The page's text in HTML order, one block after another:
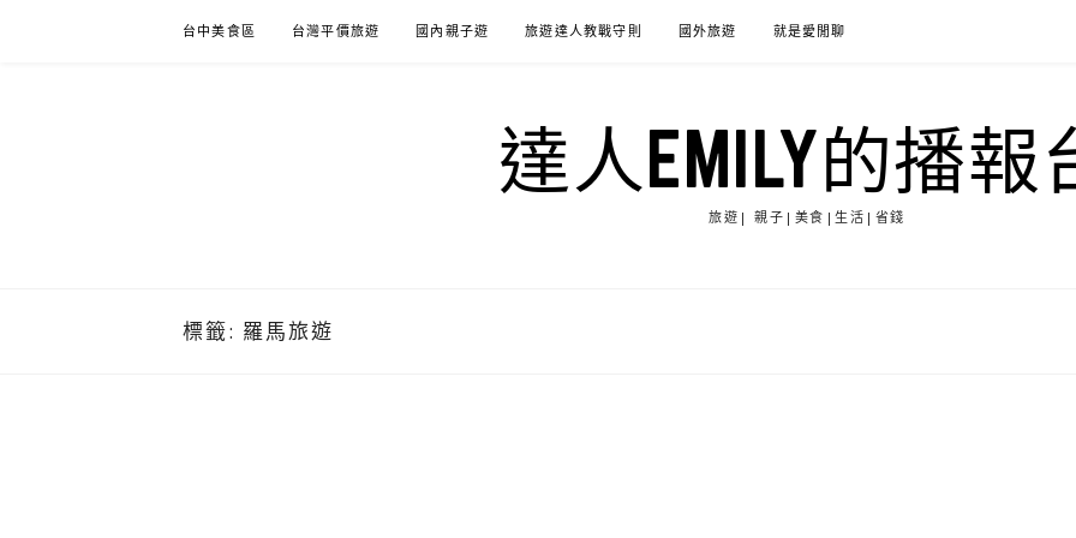
台中美食區 台灣平價旅遊 國內親子遊 旅遊達人教戰守則 國外旅遊 就是愛閒聊
達人EMILY的播報
旅遊| 親子|美食|生活|省錢
標籤: 羅馬旅遊